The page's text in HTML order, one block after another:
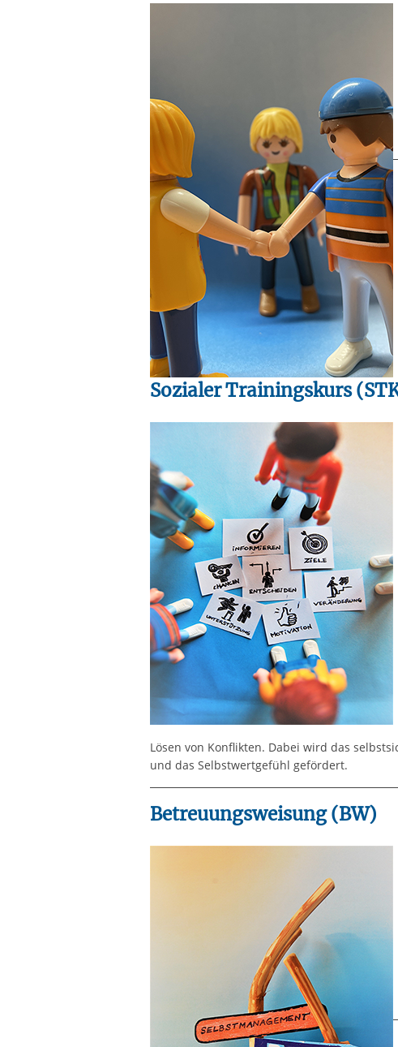
Sozialer Trainingskurs
Lösen von Konflikten. Dabei wird das
und das Selbstwertgefühl gefördert.
Betreuungsweisung (BW)